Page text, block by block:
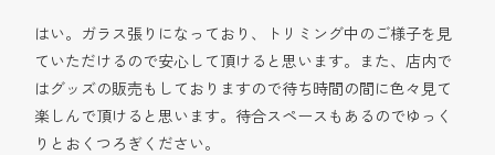
はい。ガラス張りになっており、トリミング中のご様子を見
ていただけるので安心して頂けると思います。また、店内で
はグッズの販売もしておりますので待ち時間の間に色々見て
楽しんで頂けると思います。待合スペースもあるのでゆっく
りとおくつろぎください。